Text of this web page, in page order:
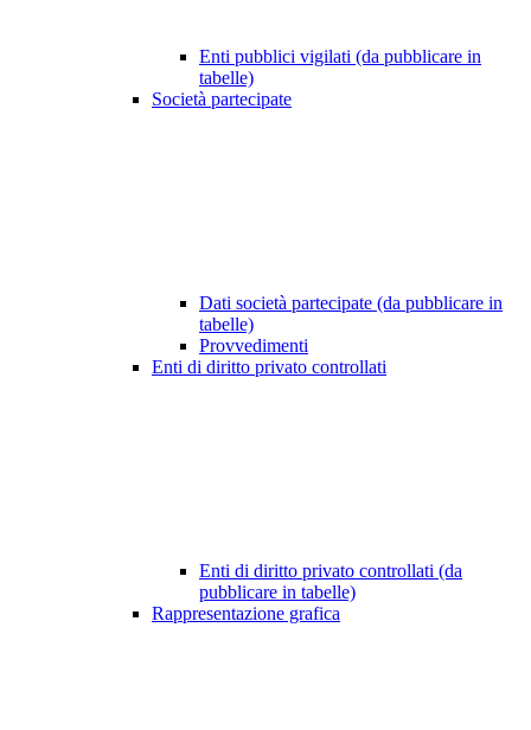
Enti pubblici vigilati (da pubblicare in
tabelle)
Società partecipate
Dati società partecipate (da pubblicare in
tabelle)
Provvedimenti
Enti di diritto privato controllati
Enti di diritto privato controllati (da
pubblicare in tabelle)
Rappresentazione grafica